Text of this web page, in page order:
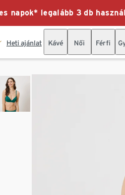
napok* legalább 3 db
Heti ajánlat Kávé Női Férfi